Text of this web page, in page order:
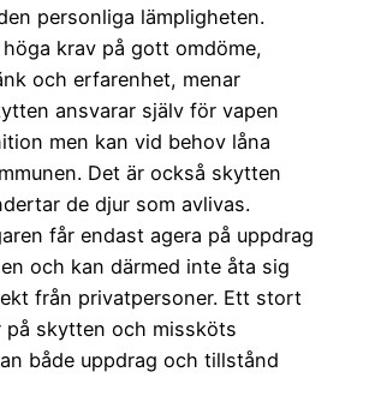
personliga lämpligheten.
krav på gott omdöme,
och erfarenhet, menar
ansvarar själv för vapen
men kan vid behov låna
Det är också skytten
de djur som avlivas.
får endast agera på uppdrag
och kan därmed inte åta sig
från privatpersoner. Ett stort
på skytten och missköts
både uppdrag och tillstånd